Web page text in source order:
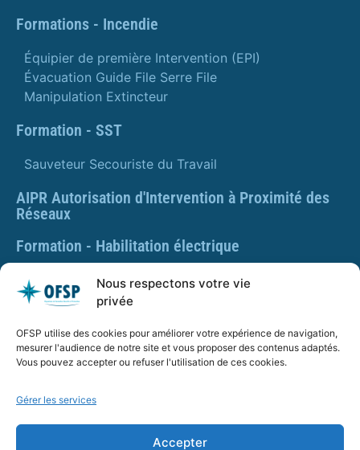
Nous respectons votre vie
privée
OFSP utilise des cookies pour améliorer votre expérience de navigation,
mesurer l'audience de notre site et vous proposer des contenus adaptés.
Vous pouvez accepter ou refuser l'utilisation de ces cookies.
Gérer les services
Accepter
Formations - Incendie
Équipier de première Intervention (EPI)
Évacuation Guide File Serre File
Manipulation Extincteur
Formation - SST
Sauveteur Secouriste du Travail
AIPR Autorisation d'Intervention à Proximité des
Réseaux
Formation - Habilitation électrique
Formation - Gestes et postures
Formation Gestes et Postures - Prévention des TMS
PLAQUETTE DE PRÉSENTATION OFSP
Numéro de déclaration d’activité : 84 01 01924 01 auprès